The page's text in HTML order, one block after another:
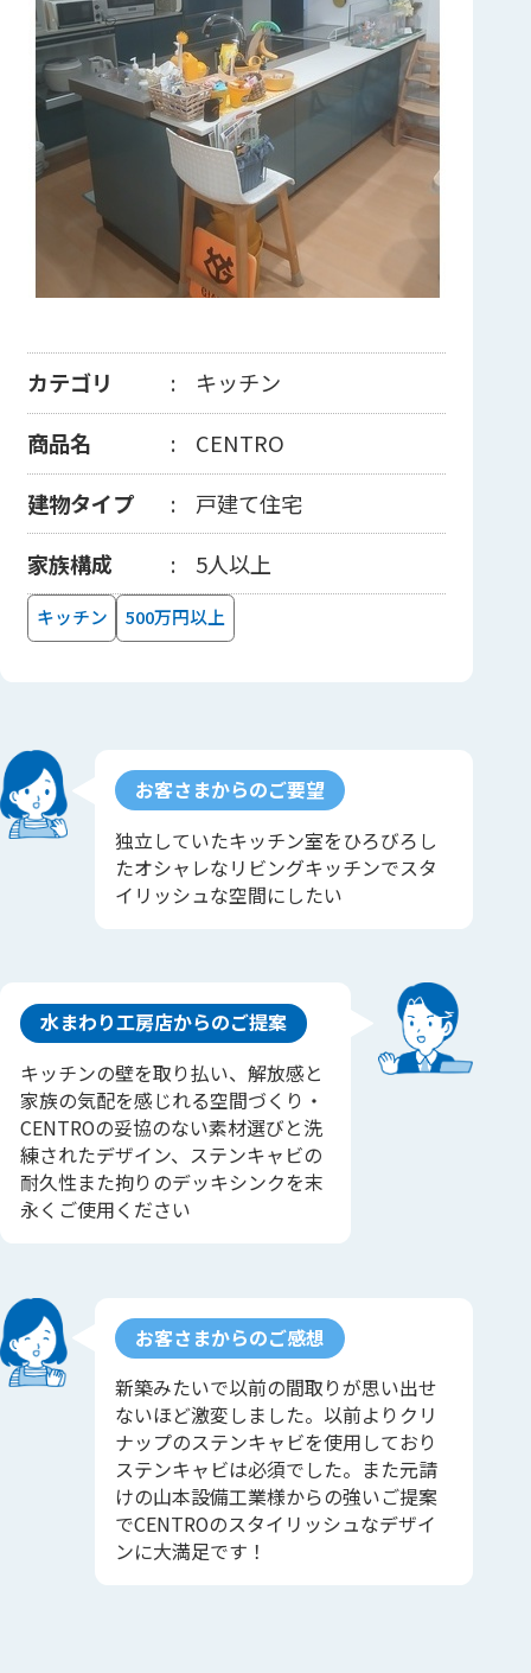
カテゴリ
キッチン
商品名
CENTRO
建物タイプ
戸建て住宅
家族構成
5人以上
キッチン 500万円以上
お客さまからのご要望
独立していたキッチン室をひろびろし
たオシャレなリビングキッチンでスタ
イリッシュな空間にしたい
水まわり工房店からのご提案
キッチンの壁を取り払い、解放感と
家族の気配を感じれる空間づくり・
CENTROの妥協のない素材選びと洗
練されたデザイン、ステンキャビの
耐久性また拘りのデッキシンクを末
永くご使用ください
お客さまからのご感想
新築みたいで以前の間取りが思い出せ
ないほど激変しました。以前よりクリ
ナップのステンキャビを使用しており
ステンキャビは必須でした。また元請
けの山本設備工業様からの強いご提案
でCENTROのスタイリッシュなデザイ
ンに大満足です！